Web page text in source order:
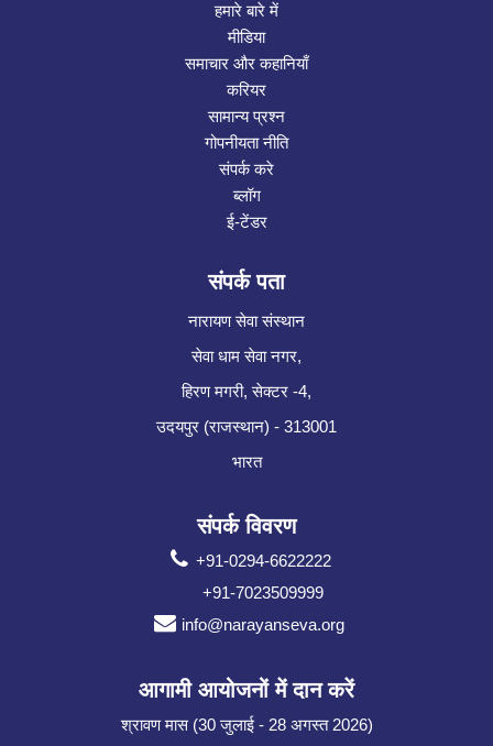
हमारे बारे में
मीडिया
समाचार और कहानियाँ
करियर
सामान्य प्रश्न
गोपनीयता नीति
संपर्क करे
ब्लॉग
ई-टेंडर
संपर्क पता
नारायण सेवा संस्थान
सेवा धाम सेवा नगर,
हिरण मगरी, सेक्टर -4,
उदयपुर (राजस्थान) - 313001
भारत
संपर्क विवरण
+91-0294-6622222
+91-7023509999
info@narayanseva.org
आगामी आयोजनों में दान करें
श्रावण मास (30 जुलाई - 28 अगस्त 2026)